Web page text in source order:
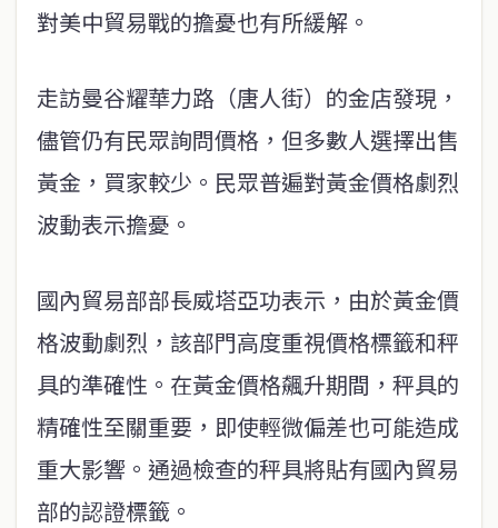
對美中貿易戰的擔憂也有所緩解。
走訪曼谷耀華力路（唐人街）的金店發現，
儘管仍有民眾詢問價格，但多數人選擇出售
黃金，買家較少。民眾普遍對黃金價格劇烈
波動表示擔憂。
國內貿易部部長威塔亞功表示，由於黃金價
格波動劇烈，該部門高度重視價格標籤和秤
具的準確性。在黃金價格飆升期間，秤具的
精確性至關重要，即使輕微偏差也可能造成
重大影響。通過檢查的秤具將貼有國內貿易
部的認證標籤。